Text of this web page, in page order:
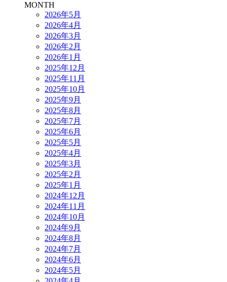
MONTH
2026年5月
2026年4月
2026年3月
2026年2月
2026年1月
2025年12月
2025年11月
2025年10月
2025年9月
2025年8月
2025年7月
2025年6月
2025年5月
2025年4月
2025年3月
2025年2月
2025年1月
2024年12月
2024年11月
2024年10月
2024年9月
2024年8月
2024年7月
2024年6月
2024年5月